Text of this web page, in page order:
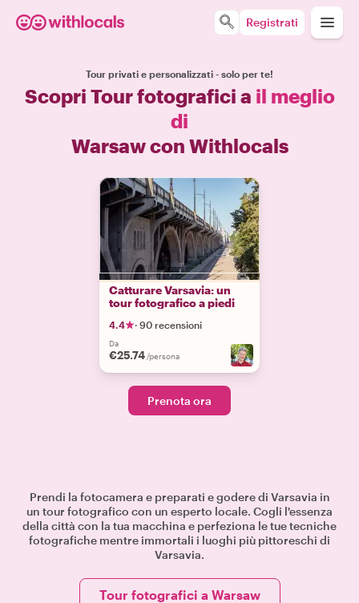
Registrati
Tour privati e personalizzati - solo per te!
Scopri Tour fotografici a il meglio
di
Warsaw con Withlocals
Catturare Varsavia: un
tour fotografico a piedi
4.4 · 90 recensioni
Da
€25.74 /persona
Prenota ora
Prendi la fotocamera e preparati e godere di Varsavia in
un tour fotografico con un esperto locale. Cogli l'essenza
della città con la tua macchina e perfeziona le tue tecniche
fotografiche mentre immortali i luoghi più pittoreschi di
Varsavia.
Tour fotografici a Warsaw